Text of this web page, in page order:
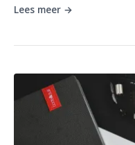
Lees meer →